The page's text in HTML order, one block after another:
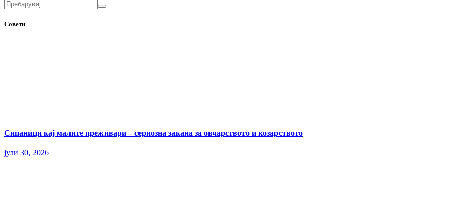
Совети
Сипаници кај малите преживари – сериозна закана за овчарството и козарството
јули 30, 2026